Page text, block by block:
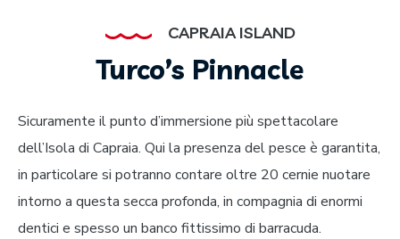
CAPRAIA ISLAND
Turco’s Pinnacle
Sicuramente il punto d’immersione più spettacolare
dell’Isola di Capraia. Qui la presenza del pesce è garantita,
in particolare si potranno contare oltre 20 cernie nuotare
intorno a questa secca profonda, in compagnia di enormi
dentici e spesso un banco fittissimo di barracuda.